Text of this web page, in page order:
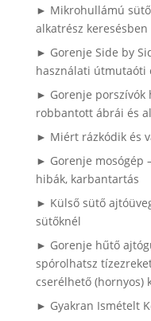
► Mikrohullámú
alkatrész keresésben
► Gorenje Side by
használati útmutaóti
► Gorenje porszívók
robbantott ábrái és
► Miért rázkódik és
► Gorenje mosógép
hibák, karbantartás
► Külső sütő
sütőknél
► Gorenje hűtő
spórolhatsz
cserélhető (hornyos)
► Gyakran Ismételt